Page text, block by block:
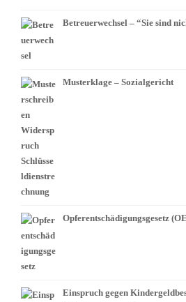
Betreuerwechsel – “Sie sind
Musterklage – Sozialgericht
Opferentschädigungsgesetz
Einspruch gegen